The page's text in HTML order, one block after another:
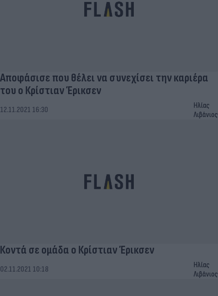
Αποφάσισε που θέλει να συνεχίσει την καριέρα
του ο Κρίστιαν Έρικσεν
12.11.2021 16:30
Ηλίας
Λιβάνιος
Κοντά σε ομάδα ο Κρίστιαν Έρικσεν
02.11.2021 10:18
Ηλίας
Λιβάνιος